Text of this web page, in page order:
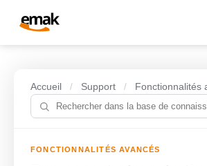
Accueil / Support / Fonctionnalités
FONCTIONNALITÉS AVANCÉS